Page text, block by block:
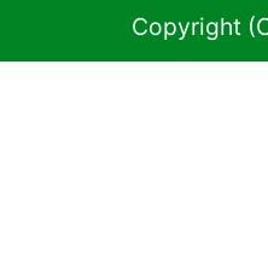
Copyright